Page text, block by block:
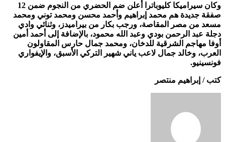
وكان سيراميكا كليوباترا أعلن ضم الحضري من النجوم ضمن 12
صفقة جديدة هم محمد إبراهيم وأحمد محسن ومحمد توني ومحمد
مسعد من مصر المقاصة، ورجب بكار من بيراميدز، وثنائي وادي
دجلة عبد الرحمن بودي وعبد الله محمود، بالإضافة إلى أحمد أمين
أوفا مهاجم الشرقية للدخان، ومحمد جمال حارس المقاولون
العرب، وخالد جمال لاعب ياني شهير التركي الأسبق، والإيفواري
فونسينيو.
كتب / إبراهيم منتصر